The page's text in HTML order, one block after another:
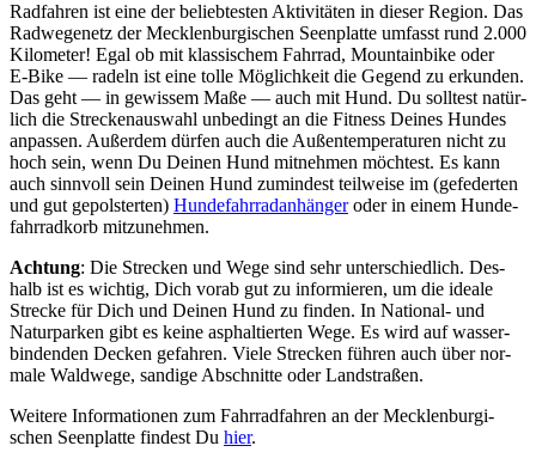
Rad­fah­ren ist eine der belieb­tes­ten Akti­vi­tä­ten in die­ser Regi­on. Das
Rad­we­ge­netz der Meck­len­bur­gi­schen Seen­plat­te umfasst rund 2.000
Kilo­me­ter! Egal ob mit klas­si­schem Fahr­rad, Moun­tain­bike oder
E‑Bike — radeln ist eine tol­le Mög­lich­keit die Gegend zu erkun­den.
Das geht — in gewis­sem Maße — auch mit Hund. Du soll­test natür­
lich die Stre­cken­aus­wahl unbe­dingt an die Fit­ness Dei­nes Hun­des
anpas­sen. Außer­dem dür­fen auch die Außen­tem­pe­ra­tu­ren nicht zu
hoch sein, wenn Du Dei­nen Hund mit­neh­men möch­test. Es kann
auch sinn­voll sein Dei­nen Hund zumin­dest teil­wei­se im (gefe­der­ten
und gut gepols­ter­ten) Hun­de­fahr­rad­an­hän­geroder in einem Hun­de­
fahr­rad­korb mit­zu­neh­men.
Ach­tung: Die Stre­cken und Wege sind sehr unter­schied­lich. Des­
halb ist es wich­tig, Dich vor­ab gut zu infor­mie­ren, um die idea­le
Stre­cke für Dich und Dei­nen Hund zu fin­den. In Natio­nal- und
Natur­par­ken gibt es kei­ne asphal­tier­ten Wege. Es wird auf was­ser­
bin­den­den Decken gefah­ren. Vie­le Stre­cken füh­ren auch über nor­
ma­le Wald­we­ge, san­di­ge Abschnit­te oder Land­stra­ßen.
Wei­te­re Infor­ma­tio­nen zum Fahr­rad­fah­ren an der Meck­len­bur­gi­
schen Seen­plat­te fin­dest Du hier.